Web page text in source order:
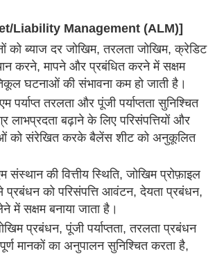
Liability Management (ALM)]
को ब्याज दर जोखिम, तरलता जोखिम, क्रेडिट
करने, मापने और प्रबंधित करने में सक्षम
घटनाओं की संभावना कम हो जाती है।
पर्याप्त तरलता और पूंजी पर्याप्तता सुनिश्चित
बढ़ाने के लिए परिसंपत्तियों और
को संरेखित करके बैलेंस शीट को अनुकूलित
संस्थान की वित्तीय स्थिति, जोखिम प्रोफ़ाइल
प्रबंधन को परिसंपत्ति आवंटन, देयता प्रबंधन,
सक्षम बनाया जाता है।
प्रबंधन, पूंजी पर्याप्तता, तरलता प्रबंधन
मानकों का अनुपालन सुनिश्चित करता है,